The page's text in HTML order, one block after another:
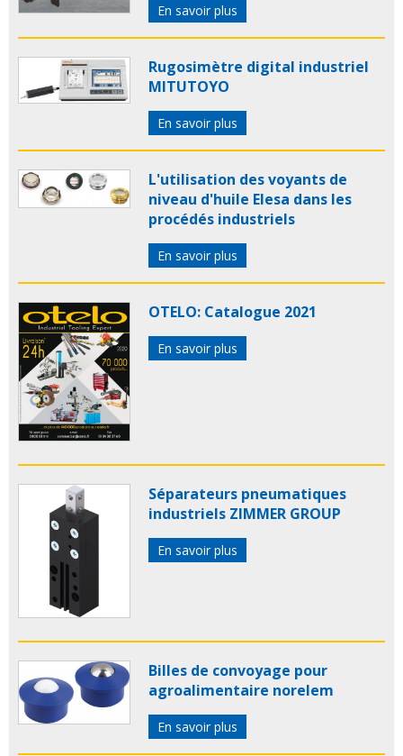
En savoir plus
Rugosimètre digital industriel
MITUTOYO
En savoir plus
L'utilisation des voyants de
niveau d'huile Elesa dans les
procédés industriels
En savoir plus
OTELO: Catalogue 2021
En savoir plus
Séparateurs pneumatiques
industriels ZIMMER GROUP
En savoir plus
Billes de convoyage pour
agroalimentaire norelem
En savoir plus